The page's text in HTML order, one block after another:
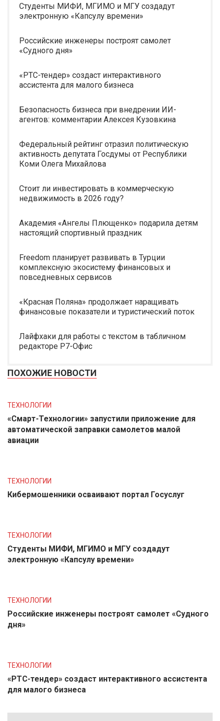
Студенты МИФИ, МГИМО и МГУ создадут
электронную «Капсулу времени»
Российские инженеры построят самолет
«Судного дня»
«РТС-тендер» создаст интерактивного
ассистента для малого бизнеса
Безопасность бизнеса при внедрении ИИ-
агентов: комментарии Алексея Кузовкина
Федеральный рейтинг отразил политическую
активность депутата Госдумы от Республики
Коми Олега Михайлова
Стоит ли инвестировать в коммерческую
недвижимость в 2026 году?
Академия «Ангелы Плющенко» подарила детям
настоящий спортивный праздник
Freedom планирует развивать в Турции
комплексную экосистему финансовых и
повседневных сервисов
«Красная Поляна» продолжает наращивать
финансовые показатели и туристический поток
Лайфхаки для работы с текстом в табличном
редакторе Р7-Офис
ПОХОЖИЕ НОВОСТИ
ТЕХНОЛОГИИ
«Смарт-Технологии» запустили приложение для
автоматической заправки самолетов малой
авиации
ТЕХНОЛОГИИ
Кибермошенники осваивают портал Госуслуг
ТЕХНОЛОГИИ
Студенты МИФИ, МГИМО и МГУ создадут
электронную «Капсулу времени»
ТЕХНОЛОГИИ
Российские инженеры построят самолет «Судного
дня»
ТЕХНОЛОГИИ
«РТС-тендер» создаст интерактивного ассистента
для малого бизнеса